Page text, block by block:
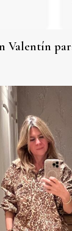
Valentín